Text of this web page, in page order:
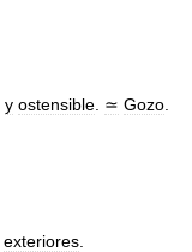
y ostensible ≃ Gozo
exteriores